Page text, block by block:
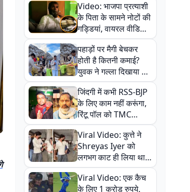
Video: भाजपा प्रत्याशी
के पिता के सामने नोटों की
गड्डियां, वायरल वीडियो
से राजनीति में उबाल,
अजित महतो बोले- TMC
की गंदी चाल
पहाड़ों पर मैगी बेचकर
होती है कितनी कमाई?
युवक ने गल्ला दिखाया तो
नौकरी वालों के खड़े हो गए
कान
जिंदगी में कभी RSS-BJP
के लिए काम नहीं करूंगा,
रिंटू पॉल को TMC
ऑफिस में ले जाकर पीटा,
Video वायरल
Viral Video: कुत्ते ने
Shreyas Iyer को
लगभग काट ही लिया था,
न्यूजीलैंड सीरीज से पहले
बाल-बाल बचे
Viral Video: एक कैच
के लिए 1 करोड़ रुपये,